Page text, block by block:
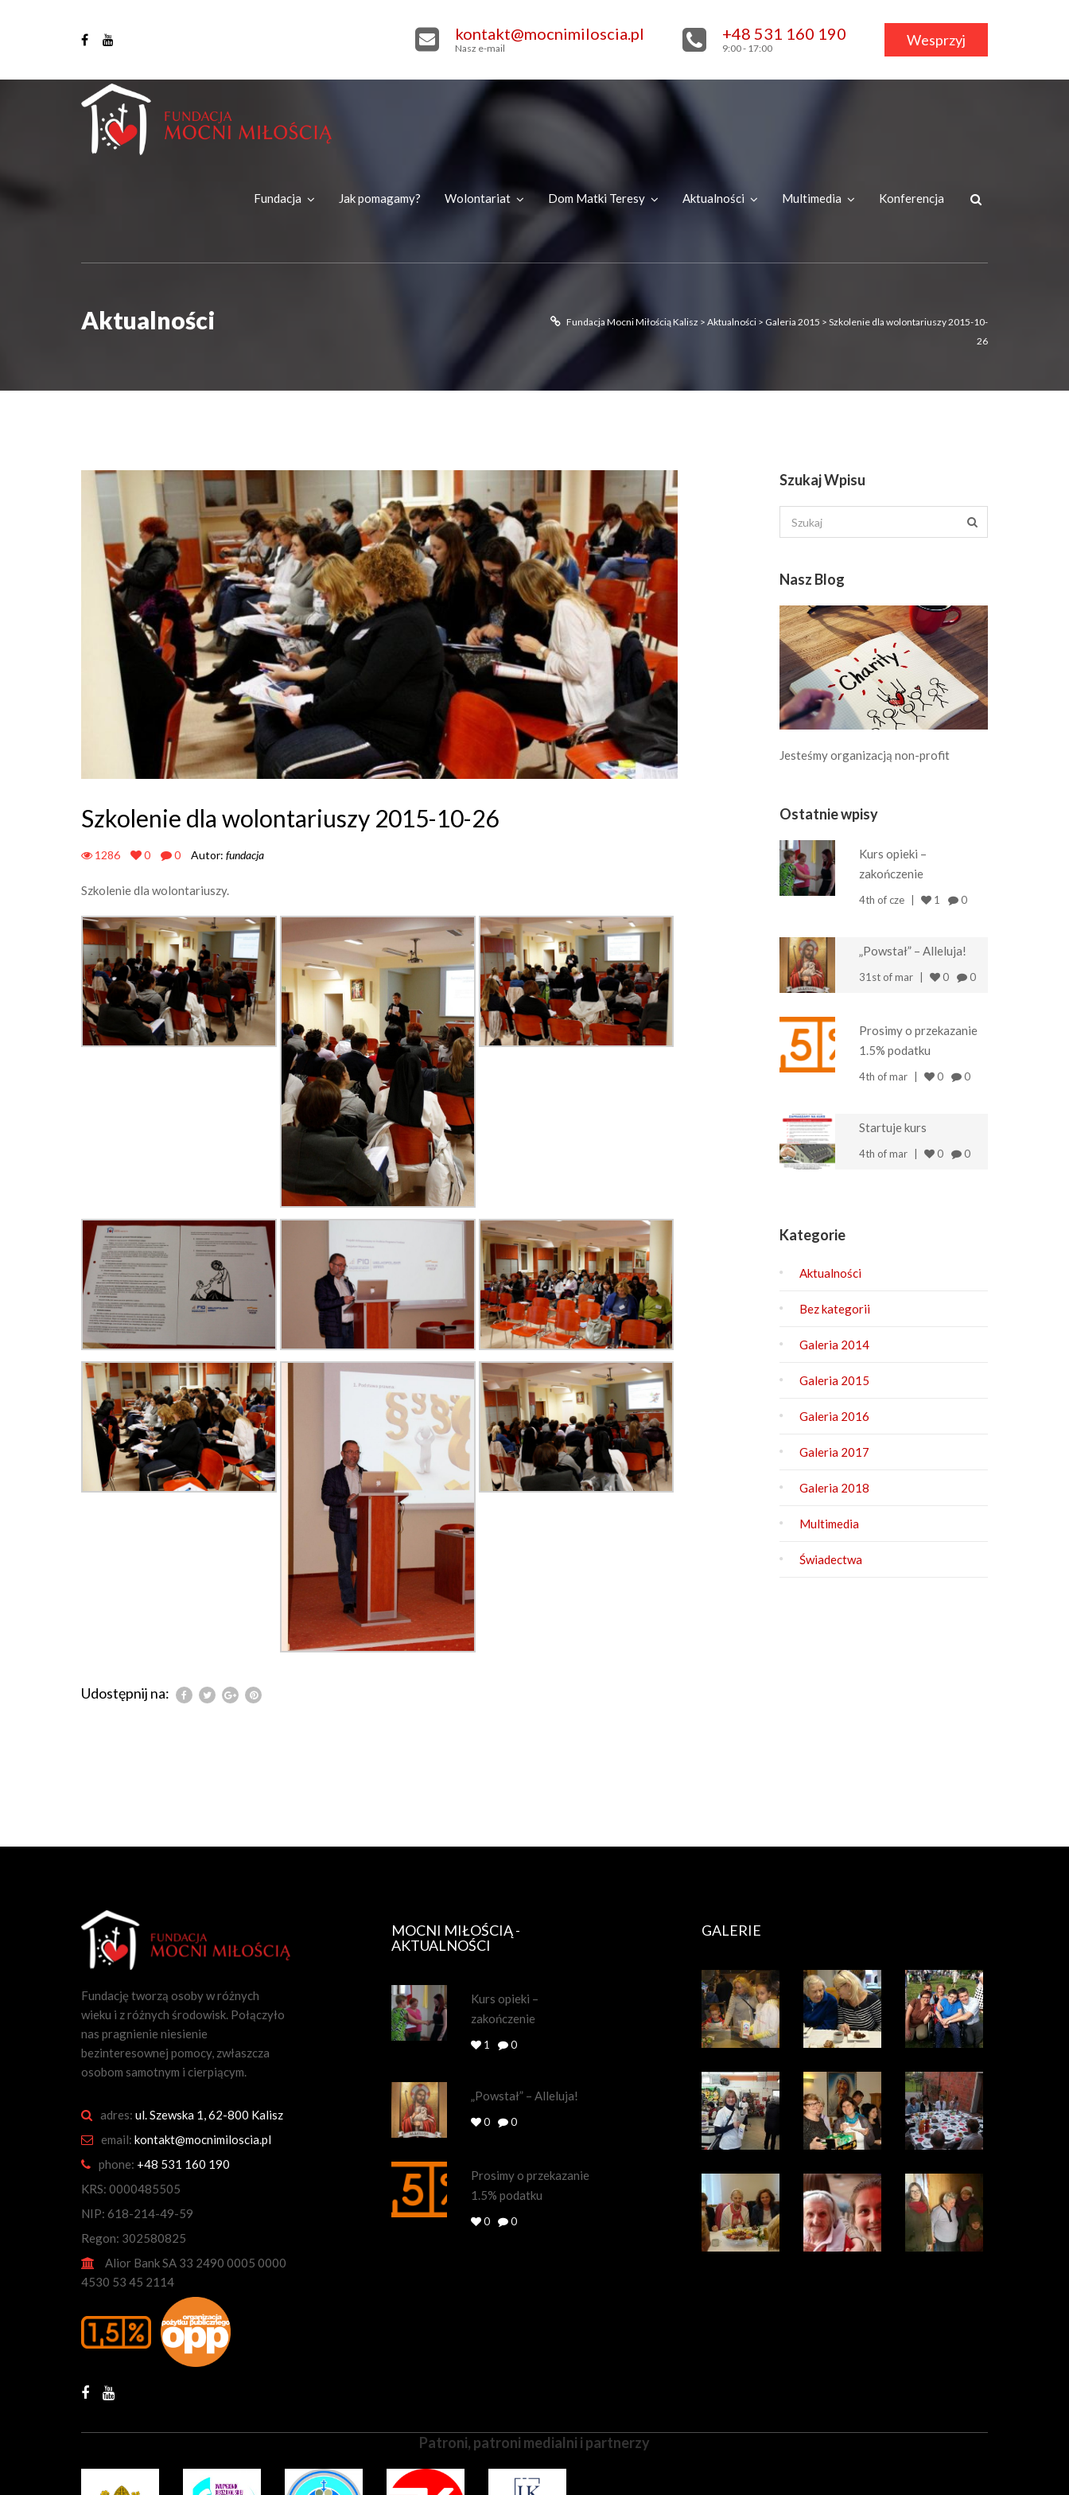
kontakt@mocnimiloscia.pl
Nasz e-mail
+48 531 160 190
9:00 - 17:00 Wesprzyj
Fundacja Jak pomagamy? Wolontariat Dom Matki Teresy Aktualności Multimedia Konferencja
Aktualności Fundacja Mocni Miłością Kalisz > Aktualności > Galeria 2015 > Szkolenie dla wolontariuszy 2015-10-
26
Szkolenie dla wolontariuszy 2015-10-26
1286 0 0 Autor: fundacja
Szkolenie dla wolontariuszy.
Udostępnij na:
Szukaj Wpisu
Nasz Blog
Jesteśmy organizacją non-profit
Ostatnie wpisy
Kurs opieki –
zakończenie
4th of cze 1 0
„Powstał” – Alleluja!
31st of mar 0 0
Prosimy o przekazanie
1.5% podatku
4th of mar 0 0
Startuje kurs
4th of mar 0 0
Kategorie
Aktualności
Bez kategorii
Galeria 2014
Galeria 2015
Galeria 2016
Galeria 2017
Galeria 2018
Multimedia
Świadectwa
Fundację tworzą osoby w różnych
wieku i z różnych środowisk. Połączyło
nas pragnienie niesienie
bezinteresownej pomocy, zwłaszcza
osobom samotnym i cierpiącym.
adres: ul. Szewska 1, 62-800 Kalisz
email: kontakt@mocnimiloscia.pl
phone: +48 531 160 190
KRS: 0000485505
NIP: 618-214-49-59
Regon: 302580825
Alior Bank SA 33 2490 0005 0000
4530 53 45 2114
MOCNI MIŁOŚCIĄ -
AKTUALNOŚCI
Kurs opieki –
zakończenie
1 0
„Powstał” – Alleluja!
0 0
Prosimy o przekazanie
1.5% podatku
0 0
GALERIE
Patroni, patroni medialni i partnerzy